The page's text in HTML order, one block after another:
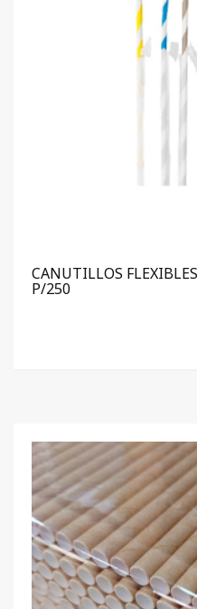
CANUTILLOS
P/250